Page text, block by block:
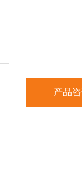
产品